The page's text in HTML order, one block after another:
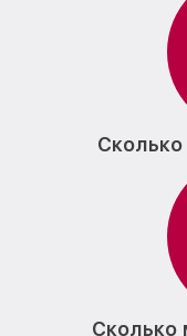
Сколько